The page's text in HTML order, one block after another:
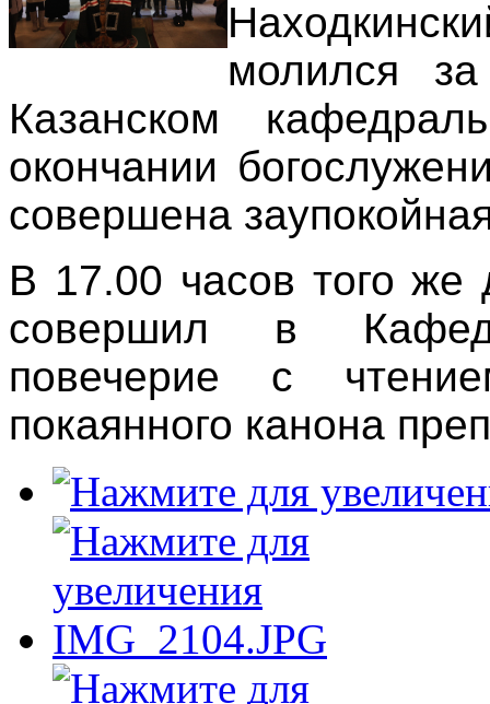
молился
Казанском
окончании
совершена
В 17.00 часов того
совершил в
повечерие с
покаянного канона